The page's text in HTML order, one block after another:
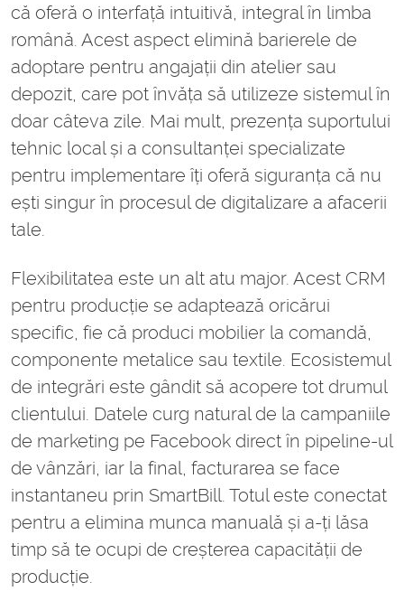
că oferă o interfață intuitivă, integral în limba
română. Acest aspect elimină barierele de
adoptare pentru angajații din atelier sau
depozit, care pot învăța să utilizeze sistemul în
doar câteva zile. Mai mult, prezența suportului
tehnic local și a consultanței specializate
pentru implementare îți oferă siguranța că nu
ești singur în procesul de digitalizare a afacerii
tale.
Flexibilitatea este un alt atu major. Acest CRM
pentru producție se adaptează oricărui
specific, fie că produci mobilier la comandă,
componente metalice sau textile. Ecosistemul
de integrări este gândit să acopere tot drumul
clientului. Datele curg natural de la campaniile
de marketing pe Facebook direct în pipeline-ul
de vânzări, iar la final, facturarea se face
instantaneu prin SmartBill. Totul este conectat
pentru a elimina munca manuală și a-ți lăsa
timp să te ocupi de creșterea capacității de
producție.